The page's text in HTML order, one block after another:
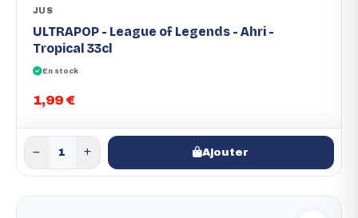
JUS
ULTRAPOP - League of Legends - Ahri -
Tropical 33cl
En stock
1,99 €
Ajouter